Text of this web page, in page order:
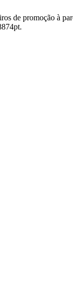
de promoção à